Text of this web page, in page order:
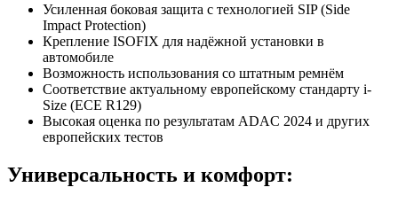
Усиленная боковая защита с технологией SIP (Side
Impact Protection)
Крепление ISOFIX для надёжной установки в
автомобиле
Возможность использования со штатным ремнём
Соответствие актуальному европейскому стандарту i-
Size (ECE R129)
Высокая оценка по результатам ADAC 2024 и других
европейских тестов
Универсальность и комфорт: